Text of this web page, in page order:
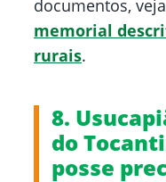
documentos,
memorial
rurais.
8.
do
posse